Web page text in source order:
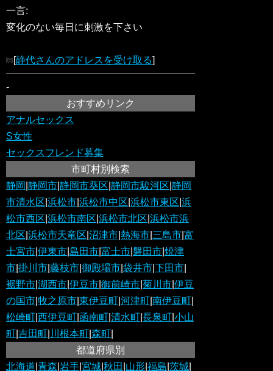
一言:
変化のない毎日に刺激を下さい
[静代さんのアドレスを受け取る]
-
おすすめリンク
アナルセックス
S女性
セックスフレンド募集
市町村別検索
静岡 静岡市 静岡市葵区 静岡市駿河区 静岡
市清水区 浜松市 浜松市中区 浜松市東区 浜
松市西区 浜松市南区 浜松市北区 浜松市浜
北区 浜松市天竜区 沼津市 熱海市 三島市 富
士宮市 伊東市 島田市 富士市 磐田市 焼津
市 掛川市 藤枝市 御殿場市 袋井市 下田市
裾野市 湖西市 伊豆市 御前崎市 菊川市 伊豆
の国市 牧之原市 東伊豆町 河津町 南伊豆町
松崎町 西伊豆町 函南町 清水町 長泉町 小山
町 吉田町 川根本町 森町
都道府県別
北海道 青森 岩手 宮城 秋田 山形 福島 茨城